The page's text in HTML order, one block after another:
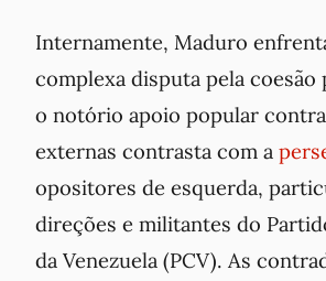
Internamente, Maduro
complexa disputa pela coesão
o notório apoio popular contra
externas contrasta com a
opositores de esquerda,
direções e militantes do
da Venezuela (PCV). As